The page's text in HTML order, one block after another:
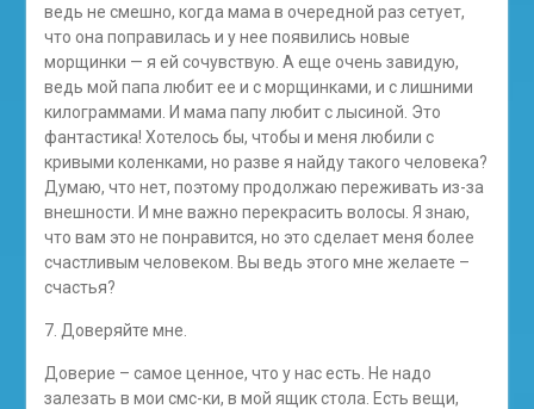
ведь не смешно, когда мама в очередной раз сетует,
что она поправилась и у нее появились новые
морщинки — я ей сочувствую. А еще очень завидую,
ведь мой папа любит ее и с морщинками, и с лишними
килограммами. И мама папу любит с лысиной. Это
фантастика! Хотелось бы, чтобы и меня любили с
кривыми коленками, но разве я найду такого человека?
Думаю, что нет, поэтому продолжаю переживать из-за
внешности. И мне важно перекрасить волосы. Я знаю,
что вам это не понравится, но это сделает меня более
счастливым человеком. Вы ведь этого мне желаете –
счастья?
7. Доверяйте мне.
Доверие – самое ценное, что у нас есть. Не надо
залезать в мои смс-ки, в мой ящик стола. Есть вещи,